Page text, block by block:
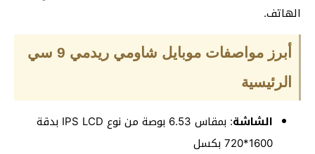
الهاتف.
أبرز مواصفات موبايل شاومي ريدمي 9 سي
الرئيسية
الشاشة
: بمقاس 6.53 بوصة من نوع IPS LCD بدقة
1600*720 بكسل